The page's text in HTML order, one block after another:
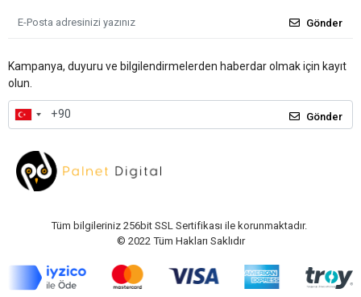
Gönder
Kampanya, duyuru ve bilgilendirmelerden haberdar olmak için kayıt
olun.
Gönder
Tüm bilgileriniz 256bit SSL Sertifikası ile korunmaktadır.
© 2022 Tüm Hakları Saklıdır